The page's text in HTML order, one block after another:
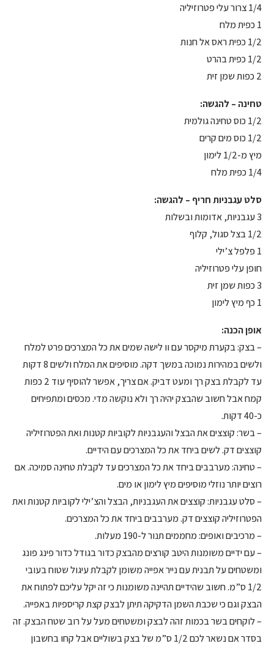
1/4 צרור עלי פטרוזיליה
1 כפית מלח
1/2 כפית ראס אל חנות
1/2 כפית בהרט
2 כפות שמן זית
טחינה – להגשה:
1/2 כוס טחינה גולמית
1/2 כוס מים קרים
מיץ מ-1/2 לימון
1/4 כפית מלח
סלט עגבניות חריף – להגשה:
3 עגבניות, אדומות ובשלות
1/2 בצל סגול, קלוף
1 פלפל צ’ילי
חופן עלי פטרוזיליה
3 כפות שמן זית
1 כף מיץ לימון
אופן הכנה:
– בצק: בקערת מיקסר עם וו לישה שמים את כל המצרכים פרט למלח
ולשים במהירות נמוכה במשך דקה. מוסיפים את המלח ולשים 8 דקות
עד לקבלת בצק רך ומעט דביק. אם צריך, אפשר להוסיף עוד 2 כפות
קמח אבל חשוב שהבצק יהיה רך ולא נוקשה מדי. מכסים ומתפיחים
כ-40 דקות.
– בשר: קוצצים את הבצל והעגבניות לקוביות קטנות ואת הפטרוזיליה
קוצצים דק. לשים ביחד את כל המצרכים עם הידיים.
– טחינה: מערבבים ביחד את כל המצרכים עד לקבלת טחינה סמיכה. אם
רוצים יותר נוזלי מוסיפים מיץ לימון או מים.
– סלט עגבניות: קוצצים את העגבניות, הבצל והצ’ילי לקוביות קטנות ואת
הפטרוזיליה קוצצים דק. מערבבים ביחד את כל המצרכים.
– מרכיבים ואופים: מחממים תנור ל-190 מעלות.
– עם ידיים משומנות היטב קורצים מהבצק כדור בגודל כדור פינג פונג
ומשטחים על תבנית עם נייר אפייה משומן לקבלת עיגול שטוח בעובי
1/2 ס”מ. חשוב שהידיים תהיינה משומנות כי זה יקל עליכם לפתוח את
הבצק וגם כי שכבת השמן הדקיקה תיתן לבצק קצת קריספיות באפייה.
– לוקחים בשר בכמות זהה לבצק ומשטחים מעל על רוב שטח הבצק. זה
בסדר אם נשאר לכם 1/2 ס”מ של בצק בשוליים אבל קחו בחשבון